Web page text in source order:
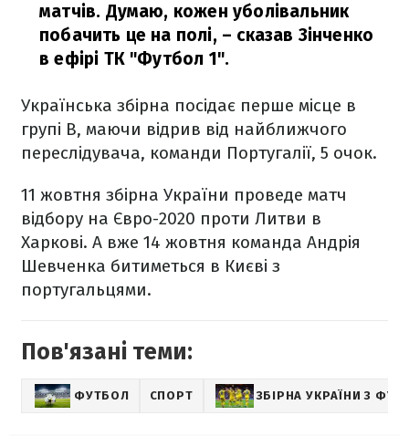
матчів. Думаю, кожен уболівальник
побачить це на полі, – сказав Зінченко
в ефірі ТК "Футбол 1".
Українська збірна посідає перше місце в
групі B, маючи відрив від найближчого
переслідувача, команди Португалії, 5 очок.
11 жовтня збірна України проведе матч
відбору на Євро-2020 проти Литви в
Харкові. А вже 14 жовтня команда Андрія
Шевченка битиметься в Києві з
португальцями.
Пов'язані теми:
ФУТБОЛ СПОРТ ЗБІРНА УКРАЇНИ З